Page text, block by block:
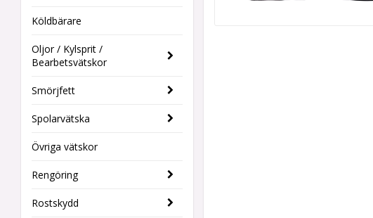
Köldbärare
Oljor / Kylsprit /
Bearbetsvätskor
Smörjfett
Spolarvätska
Övriga vätskor
Rengöring
Rostskydd